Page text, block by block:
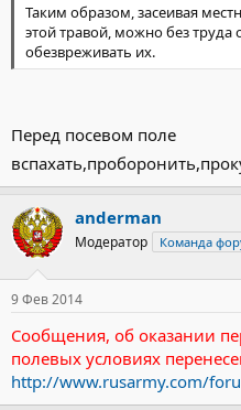
Таким образом, засеивая
этой травой, можно без
обезвреживать их.
Перед посевом поле
anderman
Модератор Команда
9 Фев 2014
Сообщения, об оказании
полевых условиях
http://www.rusarmy.com/